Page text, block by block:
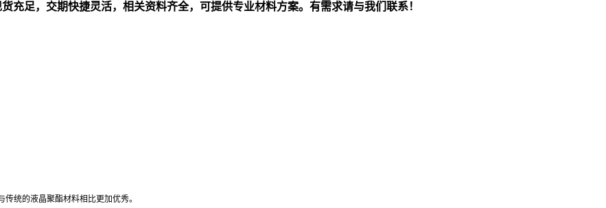
充足，交期快捷灵活，相关资料齐全，可提供专业材料方案。有需求请与我们联系！
统的液晶聚酯材料相比更加优秀。